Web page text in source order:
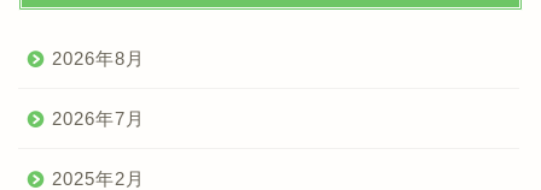
2026年8月
2026年7月
2025年2月